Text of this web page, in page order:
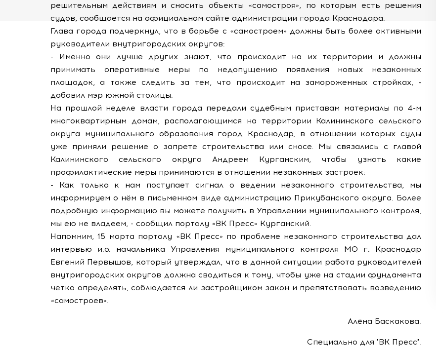
решительным действиям и сносить объекты «самостроя», по которым есть решения
судов, сообщается на официальном сайте администрации города Краснодара.
Глава города подчеркнул, что в борьбе с «самостроем» должны быть более активными
руководители внутригородских округов:
- Именно они лучше других знают, что происходит на их территории и должны
принимать оперативные меры по недопущению появления новых незаконных
площадок, а также следить за тем, что происходит на замороженных стройках, -
добавил мэр южной столицы.
На прошлой неделе власти города передали судебным приставам материалы по 4-м
многоквартирным домам, располагающимся на территории Калининского сельского
округа муниципального образования город Краснодар, в отношении которых суды
уже приняли решение о запрете строительства или сносе. Мы связались с главой
Калининского сельского округа Андреем Курганским, чтобы узнать какие
профилактические меры принимаются в отношении незаконных застроек:
- Как только к нам поступает сигнал о ведении незаконного строительства, мы
информируем о нём в письменном виде администрацию Прикубанского округа. Более
подробную информацию вы можете получить в Управлении муниципального контроля,
мы ею не владеем, - сообщил порталу «ВК Пресс» Курганский.
Напомним, 15 марта порталу «ВК Пресс» по проблеме незаконного строительства дал
интервью и.о. начальника Управления муниципального контроля МО г. Краснодар
Евгений Первышов, который утверждал, что в данной ситуации работа руководителей
внутригородских округов должна сводиться к тому, чтобы уже на стадии фундамента
четко определять, соблюдается ли застройщиком закон и препятствовать возведению
«самостроев».
Алёна Баскакова.
Специально для "ВК Пресс".